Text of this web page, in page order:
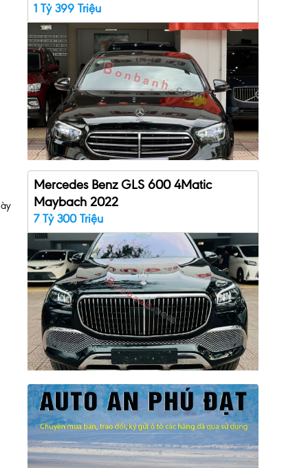
1 Tỷ 399 Triệu
Mercedes Benz GLS 600 4Matic
Maybach 2022
7 Tỷ 300 Triệu